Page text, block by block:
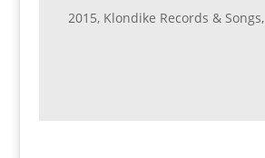
2015, Klondike Records & Songs,